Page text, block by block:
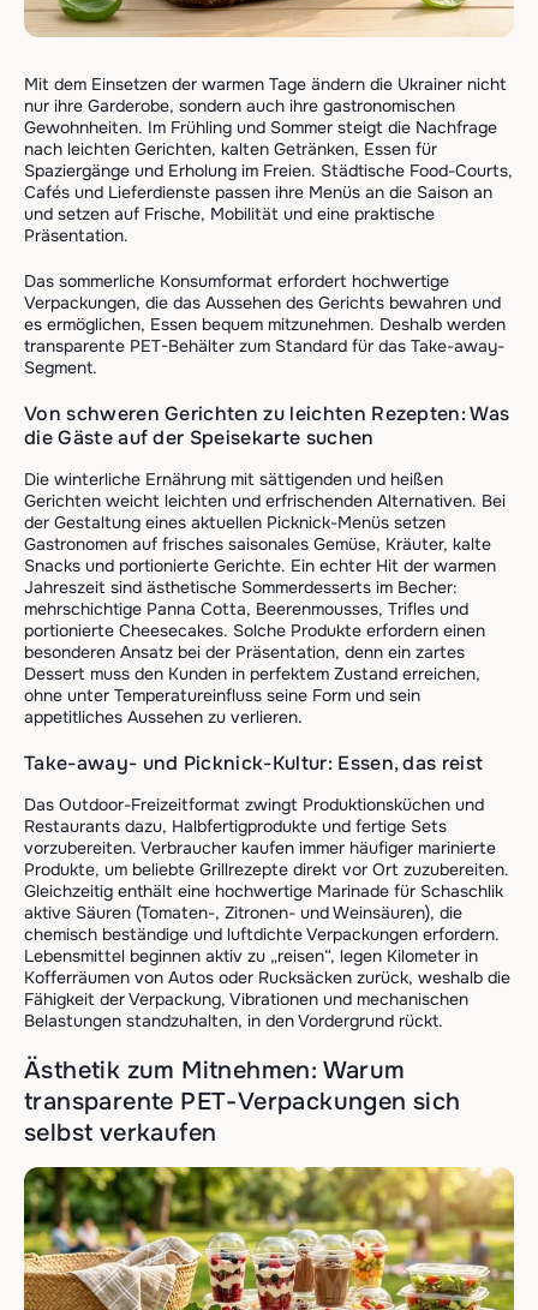
Mit dem Einsetzen der warmen Tage ändern die Ukrainer nicht
nur ihre Garderobe, sondern auch ihre gastronomischen
Gewohnheiten. Im Frühling und Sommer steigt die Nachfrage
nach leichten Gerichten, kalten Getränken, Essen für
Spaziergänge und Erholung im Freien. Städtische Food-Courts,
Cafés und Lieferdienste passen ihre Menüs an die Saison an
und setzen auf Frische, Mobilität und eine praktische
Präsentation.
Das sommerliche Konsumformat erfordert hochwertige
Verpackungen, die das Aussehen des Gerichts bewahren und
es ermöglichen, Essen bequem mitzunehmen. Deshalb werden
transparente PET-Behälter zum Standard für das Take-away-
Segment.
Von schweren Gerichten zu leichten Rezepten: Was
die Gäste auf der Speisekarte suchen
Die winterliche Ernährung mit sättigenden und heißen
Gerichten weicht leichten und erfrischenden Alternativen. Bei
der Gestaltung eines aktuellen Picknick-Menüs setzen
Gastronomen auf frisches saisonales Gemüse, Kräuter, kalte
Snacks und portionierte Gerichte. Ein echter Hit der warmen
Jahreszeit sind ästhetische Sommerdesserts im Becher:
mehrschichtige Panna Cotta, Beerenmousses, Trifles und
portionierte Cheesecakes. Solche Produkte erfordern einen
besonderen Ansatz bei der Präsentation, denn ein zartes
Dessert muss den Kunden in perfektem Zustand erreichen,
ohne unter Temperatureinfluss seine Form und sein
appetitliches Aussehen zu verlieren.
Take-away- und Picknick-Kultur: Essen, das reist
Das Outdoor-Freizeitformat zwingt Produktionsküchen und
Restaurants dazu, Halbfertigprodukte und fertige Sets
vorzubereiten. Verbraucher kaufen immer häufiger marinierte
Produkte, um beliebte Grillrezepte direkt vor Ort zuzubereiten.
Gleichzeitig enthält eine hochwertige Marinade für Schaschlik
aktive Säuren (Tomaten-, Zitronen- und Weinsäuren), die
chemisch beständige und luftdichte Verpackungen erfordern.
Lebensmittel beginnen aktiv zu „reisen“, legen Kilometer in
Kofferräumen von Autos oder Rucksäcken zurück, weshalb die
Fähigkeit der Verpackung, Vibrationen und mechanischen
Belastungen standzuhalten, in den Vordergrund rückt.
Ästhetik zum Mitnehmen: Warum
transparente PET-Verpackungen sich
selbst verkaufen